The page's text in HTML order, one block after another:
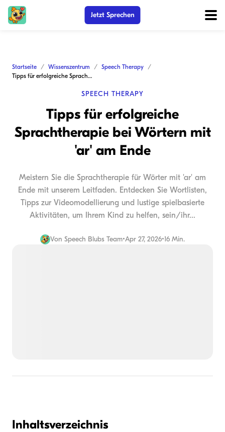
Jetzt Sprechen
Startseite Wissenszentrum
Speech Therapy
Tipps für erfolgreiche Sprachtherapie bei Wörtern mit 'ar' am Ende
SPEECH THERAPY
Tipps für erfolgreiche
Sprachtherapie bei Wörtern mit
'ar' am Ende
Meistern Sie die Sprachtherapie für Wörter mit 'ar' am
Ende mit unserem Leitfaden. Entdecken Sie Wortlisten,
Tipps zur Videomodellierung und lustige spielbasierte
Aktivitäten, um Ihrem Kind zu helfen, sein/ihr...
Von Speech Blubs Team•Apr 27, 2026•16 Min.
Inhaltsverzeichnis